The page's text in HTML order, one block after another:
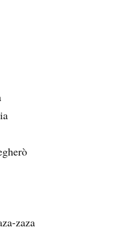
zaza